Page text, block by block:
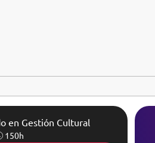
en Gestión Cultural
150h